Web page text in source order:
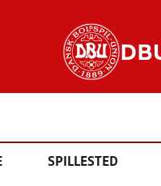
SPILLESTED